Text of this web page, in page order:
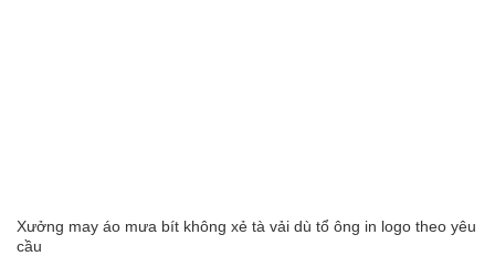
Xưởng may áo mưa bít không xẻ tà vải dù tổ ông in logo theo yêu
cầu